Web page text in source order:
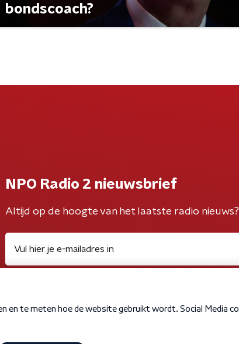
bondscoach?
NPO Radio 2 nieuwsbrief
Altijd op de hoogte van het laatste radio nieuws?